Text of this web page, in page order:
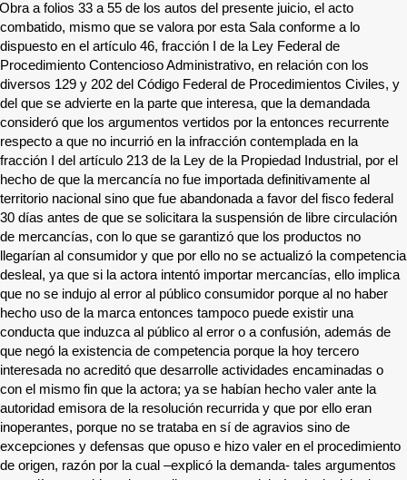
Obra a folios 33 a 55 de los autos del presente juicio, el acto
combatido, mismo que se valora por esta Sala conforme a lo
dispuesto en el artículo 46, fracción I de la Ley Federal de
Procedimiento Contencioso Administrativo, en relación con los
diversos 129 y 202 del Código Federal de Procedimientos Civiles, y
del que se advierte en la parte que interesa, que la demandada
consideró que los argumentos vertidos por la entonces recurrente
respecto a que no incurrió en la infracción contemplada en la
fracción I del artículo 213 de la Ley de la Propiedad Industrial, por el
hecho de que la mercancía no fue importada definitivamente al
territorio nacional sino que fue abandonada a favor del fisco federal
30 días antes de que se solicitara la suspensión de libre circulación
de mercancías, con lo que se garantizó que los productos no
llegarían al consumidor y que por ello no se actualizó la competencia
desleal, ya que si la actora intentó importar mercancías, ello implica
que no se indujo al error al público consumidor porque al no haber
hecho uso de la marca entonces tampoco puede existir una
conducta que induzca al público al error o a confusión, además de
que negó la existencia de competencia porque la hoy tercero
interesada no acreditó que desarrolle actividades encaminadas o
con el mismo fin que la actora; ya se habían hecho valer ante la
autoridad emisora de la resolución recurrida y que por ello eran
inoperantes, porque no se trataba en sí de agravios sino de
excepciones y defensas que opuso e hizo valer en el procedimiento
de origen, razón por la cual –explicó la demanda- tales argumentos